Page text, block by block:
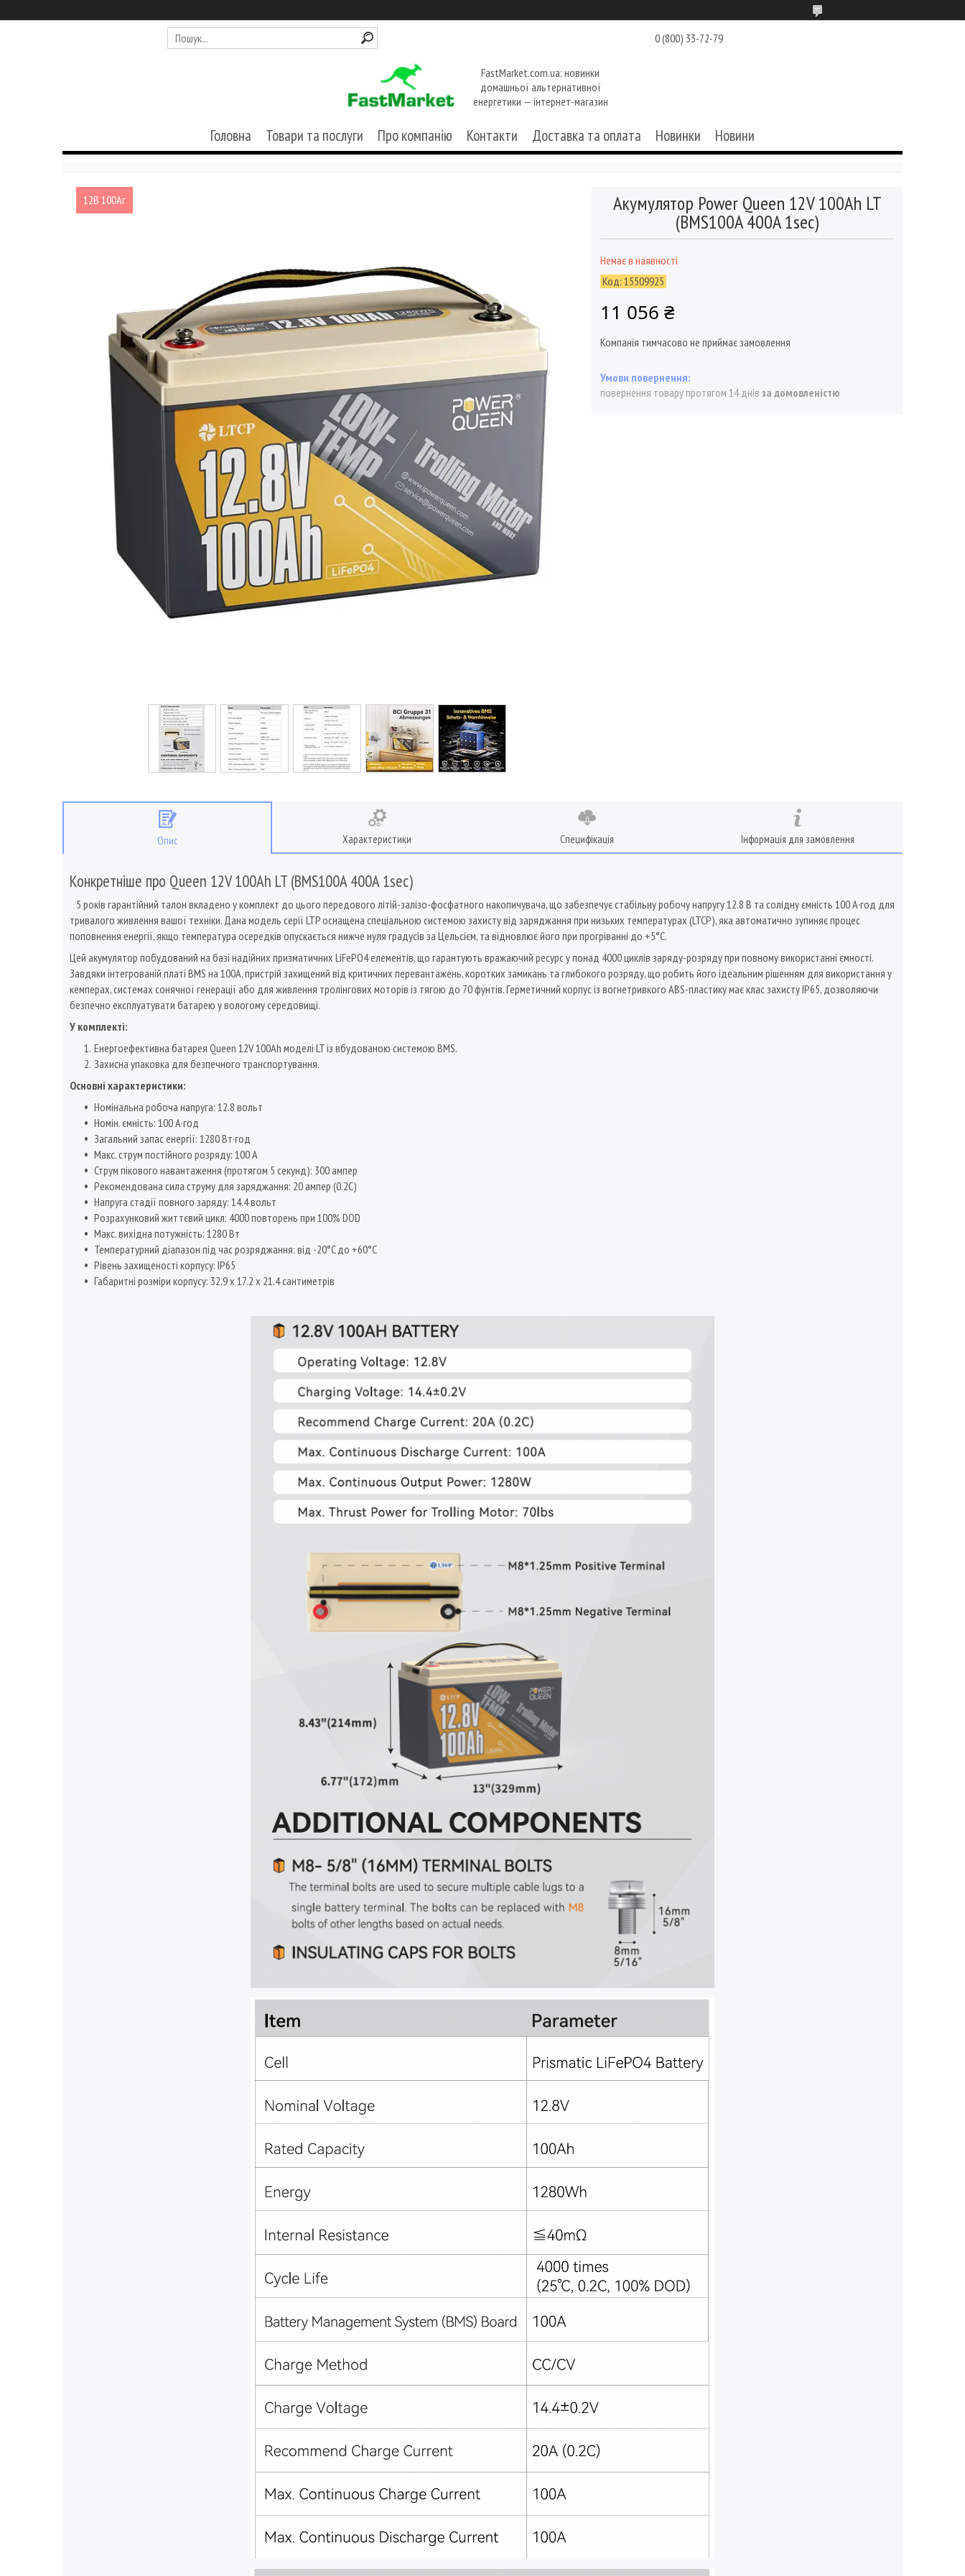
0 (800) 33-72-79
FastMarket.com.ua: новинки
домашньої альтернативної
енергетики — інтернет-магазин
Головна Товари та послуги Про компанію Контакти Доставка та оплата Новинки Новини
12В 100Аг Акумулятор Power Queen 12V 100Ah LT
(BMS100A 400A 1sec)
Немає в наявності
Код: 15509925
11 056 ₴
Компанія тимчасово не приймає замовлення
повернення товару протягом 14 днів за домовленістю
Опис Характеристики Специфікація Інформація для замовлення
Конкретніше про Queen 12V 100Ah LT (BMS100A 400A 1sec)
5 років гарантійний талон вкладено у комплект до цього передового літій-залізо-фосфатного накопичувача, що забезпечує стабільну робочу напругу 12.8 В та солідну ємність 100 А·год для
тривалого живлення вашої техніки. Дана модель серії LTP оснащена спеціальною системою захисту від заряджання при низьких температурах (LTCP), яка автоматично зупиняє процес
поповнення енергії, якщо температура осередків опускається нижче нуля градусів за Цельсієм, та відновлює його при прогріванні до +5°C.
Цей акумулятор побудований на базі надійних призматичних LiFePO4 елементів, що гарантують вражаючий ресурс у понад 4000 циклів заряду-розряду при повному використанні ємності.
Завдяки інтегрованій платі BMS на 100А, пристрій захищений від критичних перевантажень, коротких замикань та глибокого розряду, що робить його ідеальним рішенням для використання у
кемперах, системах сонячної генерації або для живлення тролінгових моторів із тягою до 70 фунтів. Герметичний корпус із вогнетривкого ABS-пластику має клас захисту IP65, дозволяючи
безпечно експлуатувати батарею у вологому середовищі.
У комплекті:
Енергоефективна батарея Queen 12V 100Ah моделі LT із вбудованою системою BMS.
Захисна упаковка для безпечного транспортування.
Основні характеристики:
Номінальна робоча напруга: 12.8 вольт
Номін. ємність: 100 А·год
Загальний запас енергії: 1280 Вт·год
Макс. струм постійного розряду: 100 А
Струм пікового навантаження (протягом 5 секунд): 300 ампер
Рекомендована сила струму для заряджання: 20 ампер (0.2C)
Напруга стадії повного заряду: 14.4 вольт
Розрахунковий життєвий цикл: 4000 повторень при 100% DOD
Макс. вихідна потужність: 1280 Вт
Температурний діапазон під час розряджання: від -20°C до +60°C
Рівень захищеності корпусу: IP65
Габаритні розміри корпусу: 32.9 х 17.2 х 21.4 сантиметрів